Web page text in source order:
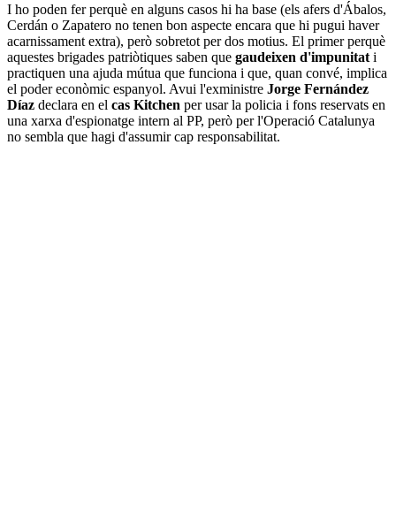
I ho poden fer perquè en alguns casos hi ha base (els afers d'Ábalos,
Cerdán o Zapatero no tenen bon aspecte encara que hi pugui haver
acarnissament extra), però sobretot per dos motius. El primer perquè
aquestes brigades patriòtiques saben que gaudeixen d'impunitat i
practiquen una ajuda mútua que funciona i que, quan convé, implica
el poder econòmic espanyol. Avui l'exministre Jorge Fernández
Díaz declara en el cas Kitchen per usar la policia i fons reservats en
una xarxa d'espionatge intern al PP, però per l'Operació Catalunya
no sembla que hagi d'assumir cap responsabilitat.